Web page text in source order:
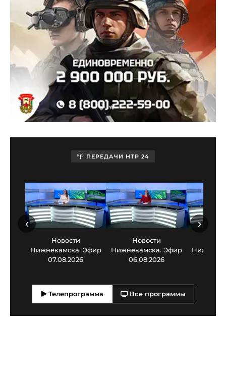
ПЕРЕДАЧИ НТР 24
Новости
Нижнекамска. Эфир
07.08.2026
Новости
Нижнекамска. Эфир
06.08.2026
‹ ›
Телепрограмма Все программы